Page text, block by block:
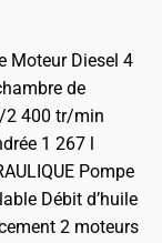
Moteur Diesel 4
de
2 400 tr/min
1 267 l
Pompe
Débit d’huile
2 moteurs